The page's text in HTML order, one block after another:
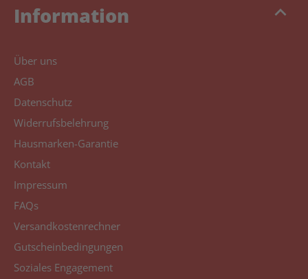
keyboard_arrow_up
Information
Über uns
AGB
Datenschutz
Widerrufsbelehrung
Hausmarken-Garantie
Kontakt
Impressum
FAQs
Versandkostenrechner
Gutscheinbedingungen
Soziales Engagement